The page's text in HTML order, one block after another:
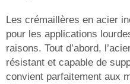
Les crémaillères en acier
pour les applications
raisons. Tout d’abord,
résistant et capable de
convient parfaitement aux